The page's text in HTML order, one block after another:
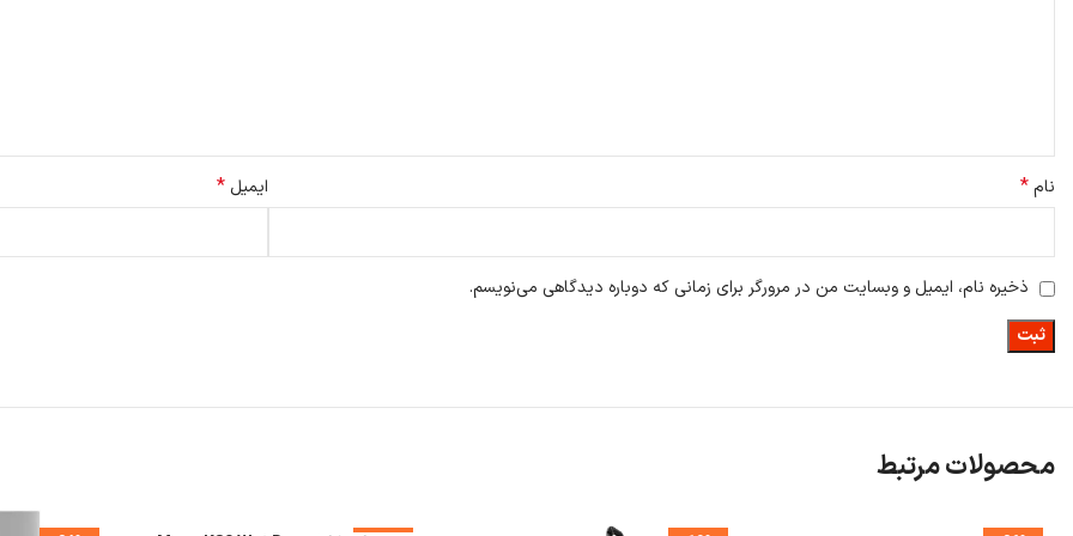
سنسورهای چرخش و جهت‌یاب
: این سنسورها به دستگاه کمک می‌کنند تا جهت حرکت خود را دقیقاً تنظیم کند و به طور دقیق در مسیر مورد نظر حرکت کند.
نام* ایمیل *
ذخیره نام، ایمیل و وبسایت من در مرورگر برای زمانی که دوباره دیدگاهی می‌نویسم.
محصولات مرتبط